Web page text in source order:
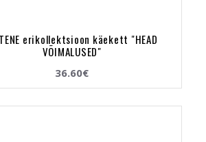
erikollektsioon käekett "HEAD
VÕIMALUSED"
36.60€